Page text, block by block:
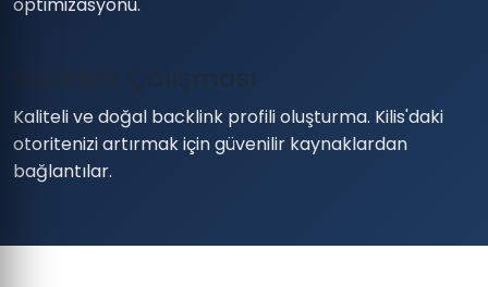
Backlink Çalışması
Kaliteli ve doğal backlink profili oluşturma. Kilis'daki
otoritenizi artırmak için güvenilir kaynaklardan
bağlantılar.